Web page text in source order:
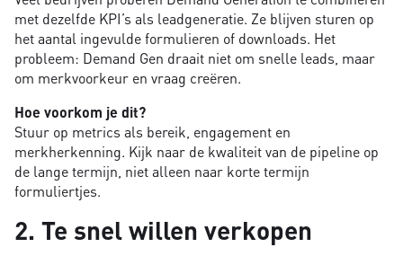
met dezelfde KPI’s als leadgeneratie. Ze blijven sturen op
het aantal ingevulde formulieren of downloads. Het
probleem: Demand Gen draait niet om snelle leads, maar
om merkvoorkeur en vraag creëren.
Hoe voorkom je dit?
Stuur op metrics als bereik, engagement en
merkherkenning. Kijk naar de kwaliteit van de pipeline op
de lange termijn, niet alleen naar korte termijn
formuliertjes.
2. Te snel willen verkopen